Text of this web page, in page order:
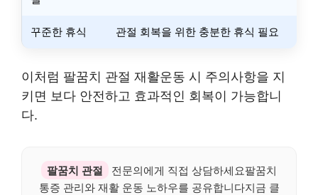
꾸준한 휴식 관절 회복을 위한 충분한 휴식 필요
이처럼 팔꿈치 관절 재활운동 시 주의사항을 지
키면 보다 안전하고 효과적인 회복이 가능합니
다.
팔꿈치 관절
전문의에게 직접 상담하세요팔꿈치
통증 관리와 재활 운동 노하우를 공유합니다지금 클